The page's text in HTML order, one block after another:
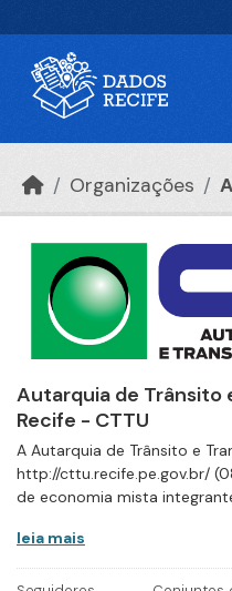
Organizações
Autarquia de Trânsito
Recife - CTTU
A Autarquia de Trânsito e
http://cttu.recife.pe.gov.br/
de economia mista
leia mais